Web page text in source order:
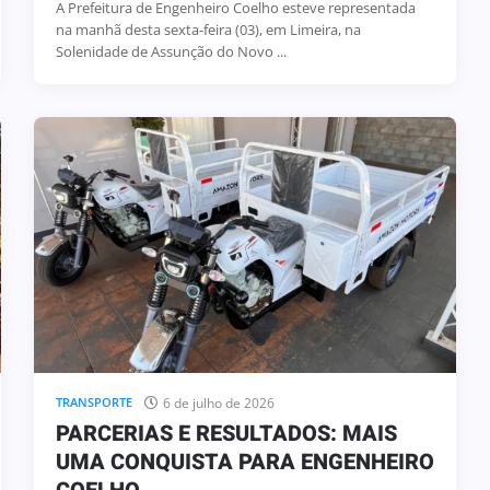
A Prefeitura de Engenheiro Coelho esteve representada
na manhã desta sexta-feira (03), em Limeira, na
Solenidade de Assunção do Novo ...
TRANSPORTE 6 de julho de 2026
PARCERIAS E RESULTADOS: MAIS
UMA CONQUISTA PARA ENGENHEIRO